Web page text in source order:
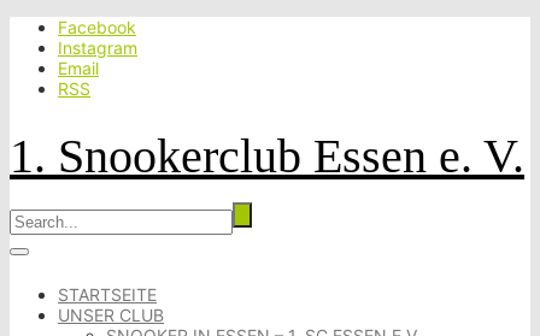
Facebook
Instagram
Email
RSS
1. Snookerclub Essen e. V.
STARTSEITE
UNSER CLUB